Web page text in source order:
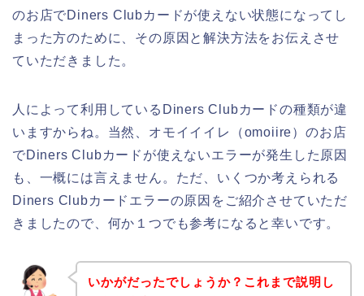
のお店でDiners Clubカードが使えない状態になってし
まった方のために、その原因と解決方法をお伝えさせ
ていただきました。
人によって利用しているDiners Clubカードの種類が違
いますからね。当然、オモイイイレ（omoiire）のお店
でDiners Clubカードが使えないエラーが発生した原因
も、一概には言えません。ただ、いくつか考えられる
Diners Clubカードエラーの原因をご紹介させていただ
きましたので、何か１つでも参考になると幸いです。
いかがだったでしょうか？これまで説明し